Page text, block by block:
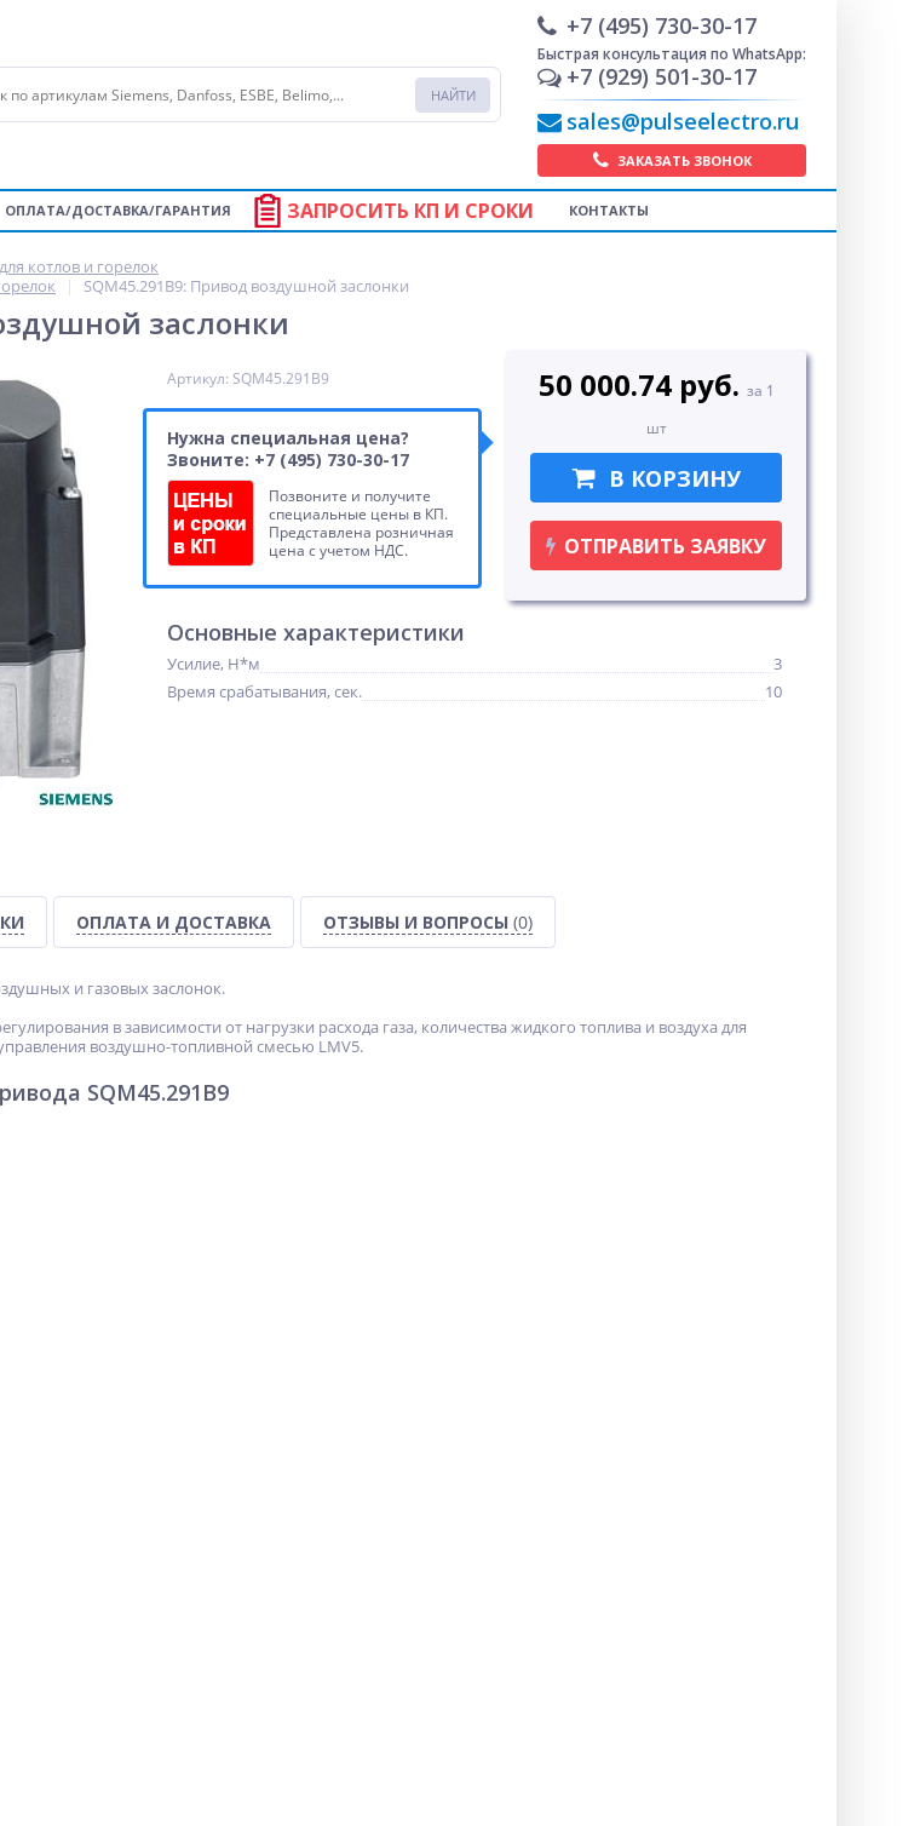
+7 (495) 730-30-17
Быстрая консультация по WhatsApp:
+7 (929) 501-30-17
sales@pulseelectro.ru
ЗАКАЗАТЬ ЗВОНОК
ОПЛАТА/ДОСТАВКА/ГАРАНТИЯ ЗАПРОСИТЬ КП И СРОКИ КОНТАКТЫ
котлов и горелок
SQM45.291B9: Привод воздушной заслонки
заслонки
Артикул: SQM45.291B9
Нужна специальная цена?
Звоните: +7 (495) 730-30-17
Позвоните и получите
специальные цены в КП.
Представлена розничная
цена с учетом НДС.
50 000.74 руб. за 1
шт
В КОРЗИНУ
ОТПРАВИТЬ ЗАЯВКУ
Основные характеристики
Усилие, Н*м
3
Время срабатывания, сек.
10
ОПЛАТА И ДОСТАВКА ОТЗЫВЫ И ВОПРОСЫ (0)
и газовых заслонок.
в зависимости от нагрузки расхода газа, количества жидкого топлива и воздуха для
воздушно-топливной смесью LMV5.
SQM45.291B9